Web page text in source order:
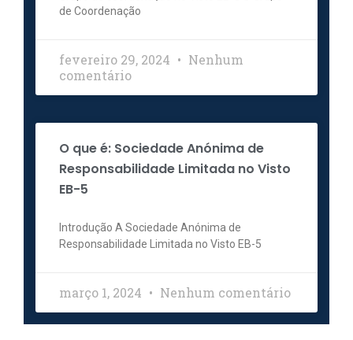
de Coordenação
fevereiro 29, 2024
Nenhum
comentário
O que é: Sociedade Anónima de
Responsabilidade Limitada no Visto
EB-5
Introdução A Sociedade Anónima de
Responsabilidade Limitada no Visto EB-5
março 1, 2024 Nenhum comentário